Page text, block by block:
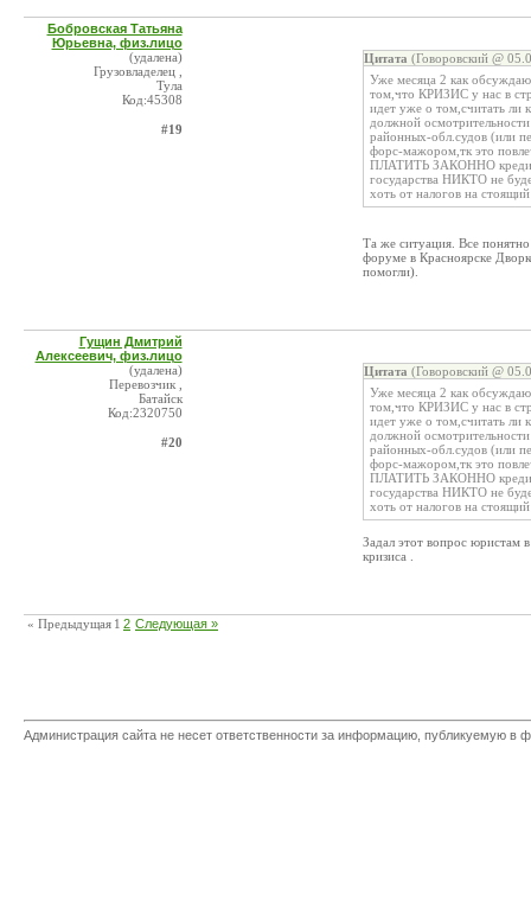
Бобровская Татьяна
Юрьевна, физ.лицо
(удалена)
Грузовладелец ,
Тула
Код:45308
#19
Цитата (Говоровский @
Уже месяца 2 как
том,что КРИЗИС у нас в
идет уже о том,считать
должной
районных-обл.судов (или
форс-мажором,тк это
ПЛАТИТЬ ЗАКОННО
государства НИКТО не
хоть от налогов на
Та же ситуация. Все
форуме в Красноярске
помогли).
Гущин Дмитрий
Алексеевич, физ.лицо
(удалена)
Перевозчик ,
Батайск
Код:2320750
#20
Цитата (Говоровский @
Уже месяца 2 как
том,что КРИЗИС у нас в
идет уже о том,считать
должной
районных-обл.судов (или
форс-мажором,тк это
ПЛАТИТЬ ЗАКОННО
государства НИКТО не
хоть от налогов на
Задал этот вопрос юристам
кризиса .
« Предыдущая 1 2 Следующая »
Администрация сайта не несет ответственности за информацию, публикуемую